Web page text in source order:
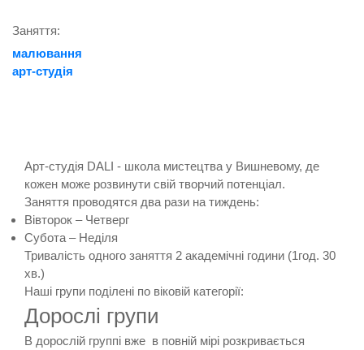
Заняття:
малювання
арт-студія
Арт-студія DALI - школа мистецтва у Вишневому, де
кожен може розвинути свій творчий потенціал.
Заняття проводятся два рази на тиждень:
Вівторок – Четверг
Субота – Неділя
Тривалість одного заняття 2 академічні години (1год. 30
хв.)
Наші групи поділені по віковій категорії:
Дорослі групи
В дорослій группі вже в повній мірі розкривається